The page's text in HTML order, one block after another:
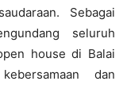
Sebagai
seluruh
house di Balai
dan